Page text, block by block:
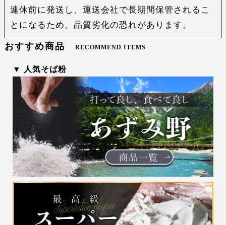
連休前に発送し、運送会社で長期間保管されるこ
とになるため、品質劣化の恐れがあります。
おすすめ商品 RECOMMEND ITEMS
▼ 人気そば粉